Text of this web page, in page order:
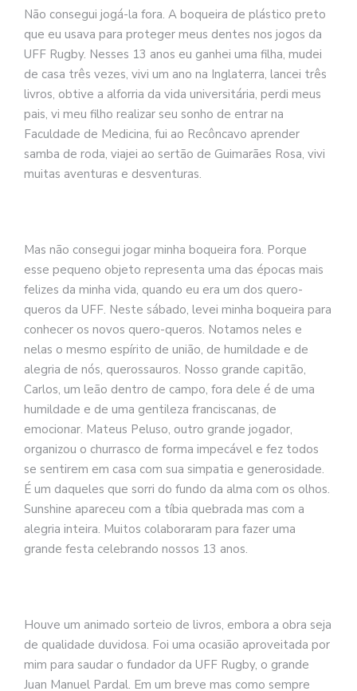
Não consegui jogá-la fora. A boqueira de plástico preto
que eu usava para proteger meus dentes nos jogos da
UFF Rugby. Nesses 13 anos eu ganhei uma filha, mudei
de casa três vezes, vivi um ano na Inglaterra, lancei três
livros, obtive a alforria da vida universitária, perdi meus
pais, vi meu filho realizar seu sonho de entrar na
Faculdade de Medicina, fui ao Recôncavo aprender
samba de roda, viajei ao sertão de Guimarães Rosa, vivi
muitas aventuras e desventuras.
Mas não consegui jogar minha boqueira fora. Porque
esse pequeno objeto representa uma das épocas mais
felizes da minha vida, quando eu era um dos quero-
queros da UFF. Neste sábado, levei minha boqueira para
conhecer os novos quero-queros. Notamos neles e
nelas o mesmo espírito de união, de humildade e de
alegria de nós, querossauros. Nosso grande capitão,
Carlos, um leão dentro de campo, fora dele é de uma
humildade e de uma gentileza franciscanas, de
emocionar. Mateus Peluso, outro grande jogador,
organizou o churrasco de forma impecável e fez todos
se sentirem em casa com sua simpatia e generosidade.
É um daqueles que sorri do fundo da alma com os olhos.
Sunshine apareceu com a tíbia quebrada mas com a
alegria inteira. Muitos colaboraram para fazer uma
grande festa celebrando nossos 13 anos.
Houve um animado sorteio de livros, embora a obra seja
de qualidade duvidosa. Foi uma ocasião aproveitada por
mim para saudar o fundador da UFF Rugby, o grande
Juan Manuel Pardal. Em um breve mas como sempre